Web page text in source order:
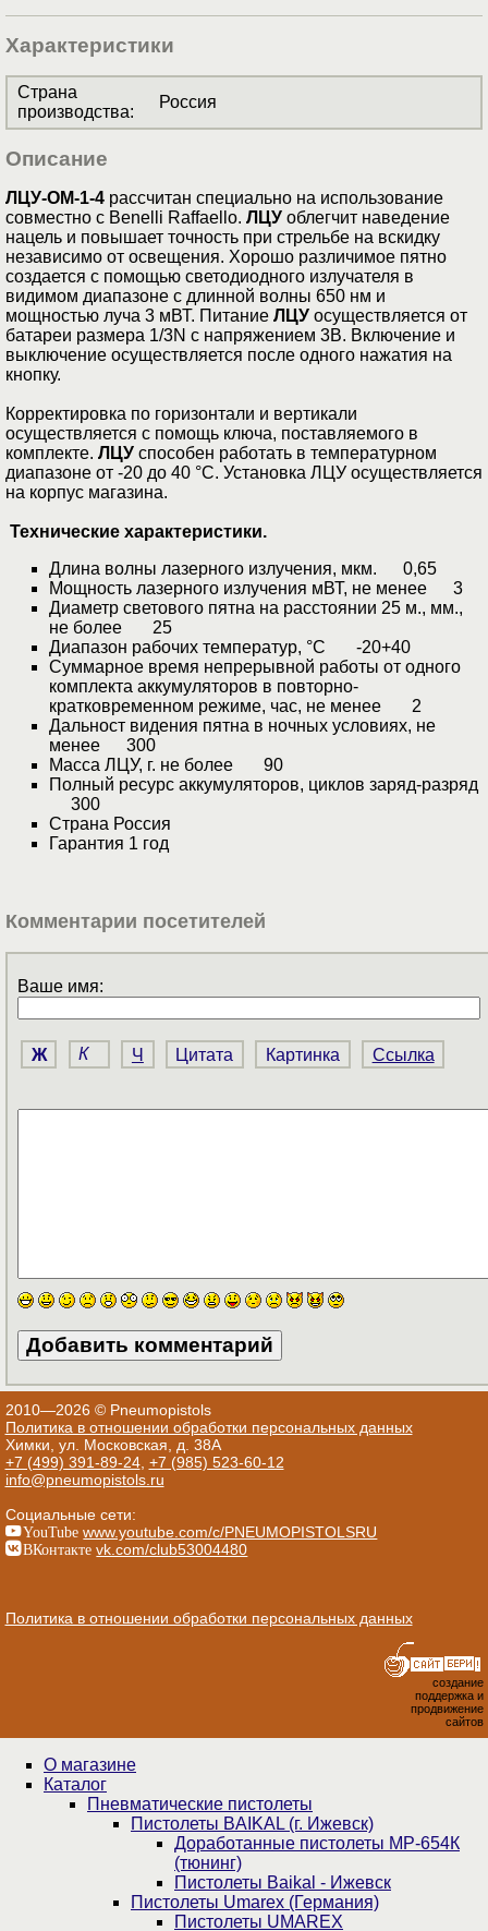
Характеристики
Страна
производства:
Россия
Описание
ЛЦУ-ОМ-1-4 рассчитан специально на использование
совместно с Benelli Raffaello. ЛЦУ облегчит наведение
нацель и повышает точность при стрельбе на вскидку
независимо от освещения. Хорошо различимое пятно
создается с помощью светодиодного излучателя в
видимом диапазоне с длинной волны 650 нм и
мощностью луча 3 мВТ. Питание ЛЦУ осуществляется от
батареи размера 1/3N с напряжением 3В. Включение и
выключение осуществляется после одного нажатия на
кнопку.
Корректировка по горизонтали и вертикали
осуществляется с помощь ключа, поставляемого в
комплекте. ЛЦУ способен работать в температурном
диапазоне от -20 до 40 °С. Установка ЛЦУ осуществляется
на корпус магазина.
Технические характеристики.
Длина волны лазерного излучения, мкм. 0,65
Мощность лазерного излучения мВТ, не менее 3
Диаметр светового пятна на расстоянии 25 м., мм.,
не более 25
Диапазон рабочих температур, °С -20+40
Суммарное время непрерывной работы от одного
комплекта аккумуляторов в повторно-
кратковременном режиме, час, не менее 2
Дальност видения пятна в ночных условиях, не
менее 300
Масса ЛЦУ, г. не более 90
Полный ресурс аккумуляторов, циклов заряд-разряд
300
Страна Россия
Гарантия 1 год
Комментарии посетителей
Ваше имя:
Ж К Ч Цитата Картинка Ссылка
2010—2026 © Pneumopistols
Политика в отношении обработки персональных данных
Химки, ул. Московская, д. 38А
+7 (499) 391-89-24, +7 (985) 523-60-12
info@pneumopistols.ru
Социальные сети:
YouTube www.youtube.com/c/PNEUMOPISTOLSRU
ВКонтакте vk.com/club53004480
Политика в отношении обработки персональных данных
создание
поддержка и
продвижение
сайтов
О магазине
Каталог
Пнев­ма­ти­чес­кие пистолеты
Пистолеты BAIKAL (г. Ижевск)
Доработанные пистолеты МР-654К
(тюнинг)
Пистолеты Baikal - Ижевск
Пистолеты Umarex (Германия)
Пистолеты UMAREX